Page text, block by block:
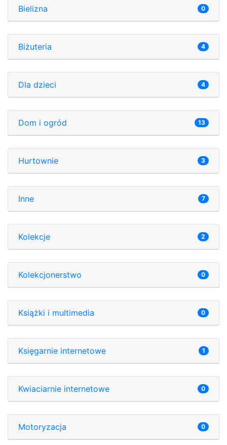
Bielizna 0
Biżuteria 4
Dla dzieci 4
Dom i ogród 13
Hurtownie 3
Inne 7
Kolekcje 2
Kolekcjonerstwo 0
Książki i multimedia 0
Księgarnie internetowe 1
Kwiaciarnie internetowe 0
Motoryzacja 0